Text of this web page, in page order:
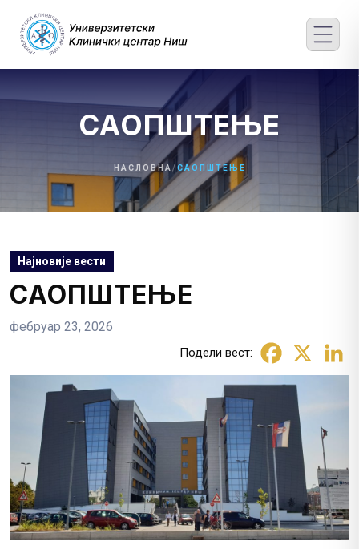
content
САОПШТЕЊЕ
НАСЛОВНА/САОПШТЕЊЕ
Најновије вести
САОПШТЕЊЕ
фебруар 23, 2026
Подели вест: